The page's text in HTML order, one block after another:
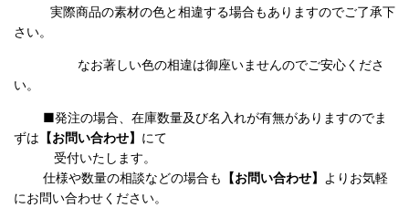
実際商品の素材の色と相違する場合もありますのでご了承下
さい。
なお著しい色の相違は御座いませんのでご安心くださ
い。
■発注の場合、在庫数量及び名入れが有無がありますのでま
ずは 【お問い合わせ】 にて
受付いたします。
仕様や数量の相談などの場合も
【お問い合わせ】
よりお気軽
にお問い合わせください。